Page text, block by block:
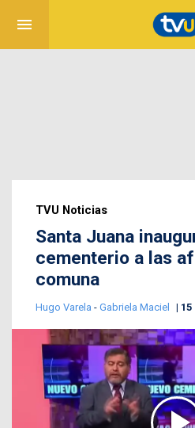
menu
TVU Noticias
Santa Juana
cementerio a las
comuna
Hugo Varela - Gabriela Maciel 15